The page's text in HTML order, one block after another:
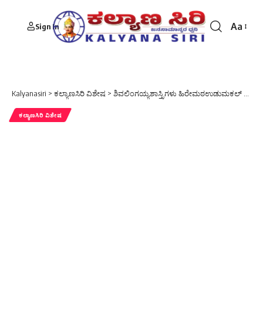
Sign In
Font
Aa
Kalyanasiri > ಕಲ್ಯಾಣಸಿರಿ ವಿಶೇಷ > ಶಿವಲಿಂಗಯ್ಯಶಾಸ್ತ್ರಿಗಳು ಹಿರೇಮಠಉಡುಮಕಲ್ ಪುರಾಣ ಪ್ರವೀಣ ರತ್ನ ಪ್ರಶಸ್ತಿ ಪ್ರದಾನ.
ಕಲ್ಯಾಣಸಿರಿ ವಿಶೇಷ